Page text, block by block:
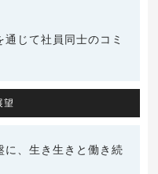
通じて社員同士のコミ
望
に、生き生きと働き続